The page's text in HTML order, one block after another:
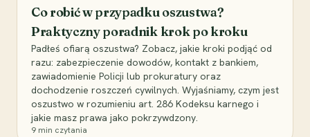
Co robić w przypadku oszustwa?
Praktyczny poradnik krok po kroku
Padłeś ofiarą oszustwa? Zobacz, jakie kroki podjąć od
razu: zabezpieczenie dowodów, kontakt z bankiem,
zawiadomienie Policji lub prokuratury oraz
dochodzenie roszczeń cywilnych. Wyjaśniamy, czym jest
oszustwo w rozumieniu art. 286 Kodeksu karnego i
jakie masz prawa jako pokrzywdzony.
9 min czytania